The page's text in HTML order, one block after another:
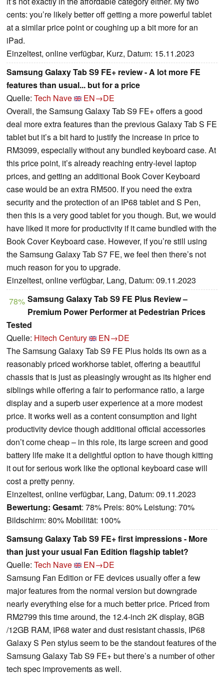
cents: you’re likely better off getting a more powerful tablet
at a similar price point or coughing up a bit more for an
iPad.
Einzeltest, online verfügbar, Kurz, Datum: 15.11.2023
Samsung Galaxy Tab S9 FE+ review - A lot more FE
features than usual... but for a price
Quelle: Tech Nave
EN→DE
Overall, the Samsung Galaxy Tab S9 FE+ offers a good
deal more extra features than the previous Galaxy Tab S FE
tablet but it’s a bit hard to justify the increase in price to
RM3099, especially without any bundled keyboard case. At
this price point, it’s already reaching entry-level laptop
prices, and getting an additional Book Cover Keyboard
case would be an extra RM500. If you need the extra
security and the protection of an IP68 tablet and S Pen,
then this is a very good tablet for you though. But, we would
have liked it more for productivity if it came bundled with the
Book Cover Keyboard case. However, if you’re still using
the Samsung Galaxy Tab S7 FE, we feel then there’s not
much reason for you to upgrade.
Einzeltest, online verfügbar, Lang, Datum: 09.11.2023
78% Samsung Galaxy Tab S9 FE Plus Review –
Premium Power Performer at Pedestrian Prices
Tested
Quelle: Hitech Century
EN→DE
The Samsung Galaxy Tab S9 FE Plus holds its own as a
reasonably priced workhorse tablet, offering a beautiful
chassis that is just as pleasingly wrought as its higher end
siblings while offering a fair to performance ratio, a large
display and a superb user experience at a more modest
price. It works well as a content consumption and light
productivity device though additional official accessories
don’t come cheap – in this role, its large screen and good
battery life make it a delightful option to have though kitting
it out for serious work like the optional keyboard case will
cost a pretty penny.
Einzeltest, online verfügbar, Lang, Datum: 09.11.2023
Bewertung: Gesamt: 78% Preis: 80% Leistung: 70%
Bildschirm: 80% Mobilität: 100%
Samsung Galaxy Tab S9 FE+ first impressions - More
than just your usual Fan Edition flagship tablet?
Quelle: Tech Nave
EN→DE
Samsung Fan Edition or FE devices usually offer a few
major features from the normal version but downgrade
nearly everything else for a much better price. Priced from
RM2799 this time around, the 12.4-inch 2K display, 8GB
/12GB RAM, IP68 water and dust resistant chassis, IP68
Galaxy S Pen stylus seem to be the standout features of the
Samsung Galaxy Tab S9 FE+ but there’s a number of other
tech spec improvements as well.